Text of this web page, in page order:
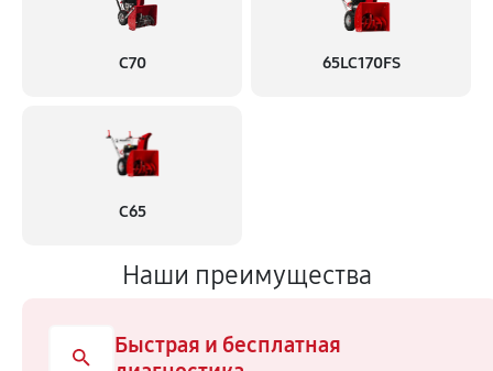
С70 65LC170FS
С65
Наши преимущества
Быстрая и бесплатная